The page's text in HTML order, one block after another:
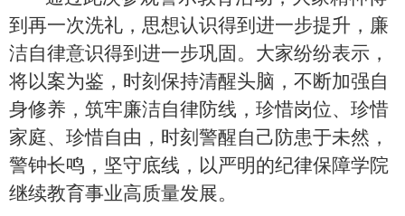
到再一次洗礼，思想认识得到进一步提升，廉
洁自律意识得到进一步巩固。大家纷纷表示，
将以案为鉴，时刻保持清醒头脑，不断加强自
身修养，筑牢廉洁自律防线，珍惜岗位、珍惜
家庭、珍惜自由，时刻警醒自己防患于未然，
警钟长鸣，坚守底线，以严明的纪律保障学院
继续教育事业高质量发展。